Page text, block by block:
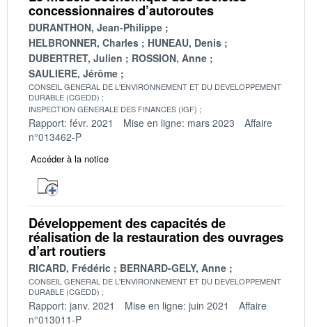
concessionnaires d’autoroutes
DURANTHON, Jean-Philippe
HELBRONNER, Charles
HUNEAU, Denis
DUBERTRET, Julien
ROSSION, Anne
SAULIERE, Jérôme
CONSEIL GENERAL DE L'ENVIRONNEMENT ET DU DEVELOPPEMENT
DURABLE (CGEDD)
INSPECTION GENERALE DES FINANCES (IGF)
Rapport: févr. 2021 Mise en ligne: mars 2023
Affaire
n°013462-P
Accéder à la notice
Développement des capacités de
réalisation de la restauration des ouvrages
d’art routiers
RICARD, Frédéric BERNARD-GELY, Anne
CONSEIL GENERAL DE L'ENVIRONNEMENT ET DU DEVELOPPEMENT
DURABLE (CGEDD)
Rapport: janv. 2021 Mise en ligne: juin 2021
Affaire
n°013011-P